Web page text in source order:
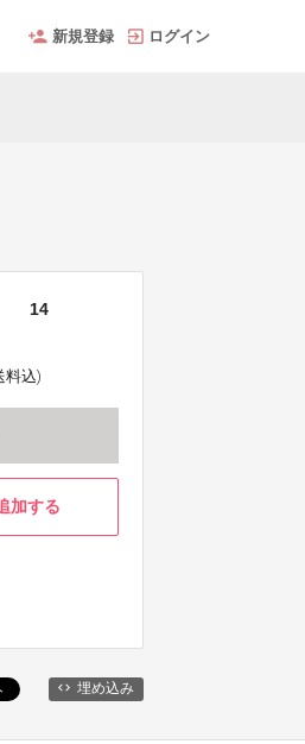
新規登録 ログイン
14
料込)
加する
埋め込み